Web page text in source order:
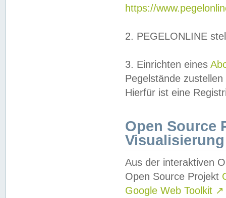
https://
2. PEGELONLINE
3. Einrichten eines
Pegelstände
Hierfür ist eine
Open Source
Visualisierung
Aus der interaktiven
Open Source Projekt
Google Web Toolkit ↗